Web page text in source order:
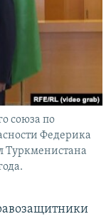
союза по
Федерика
Туркменистана